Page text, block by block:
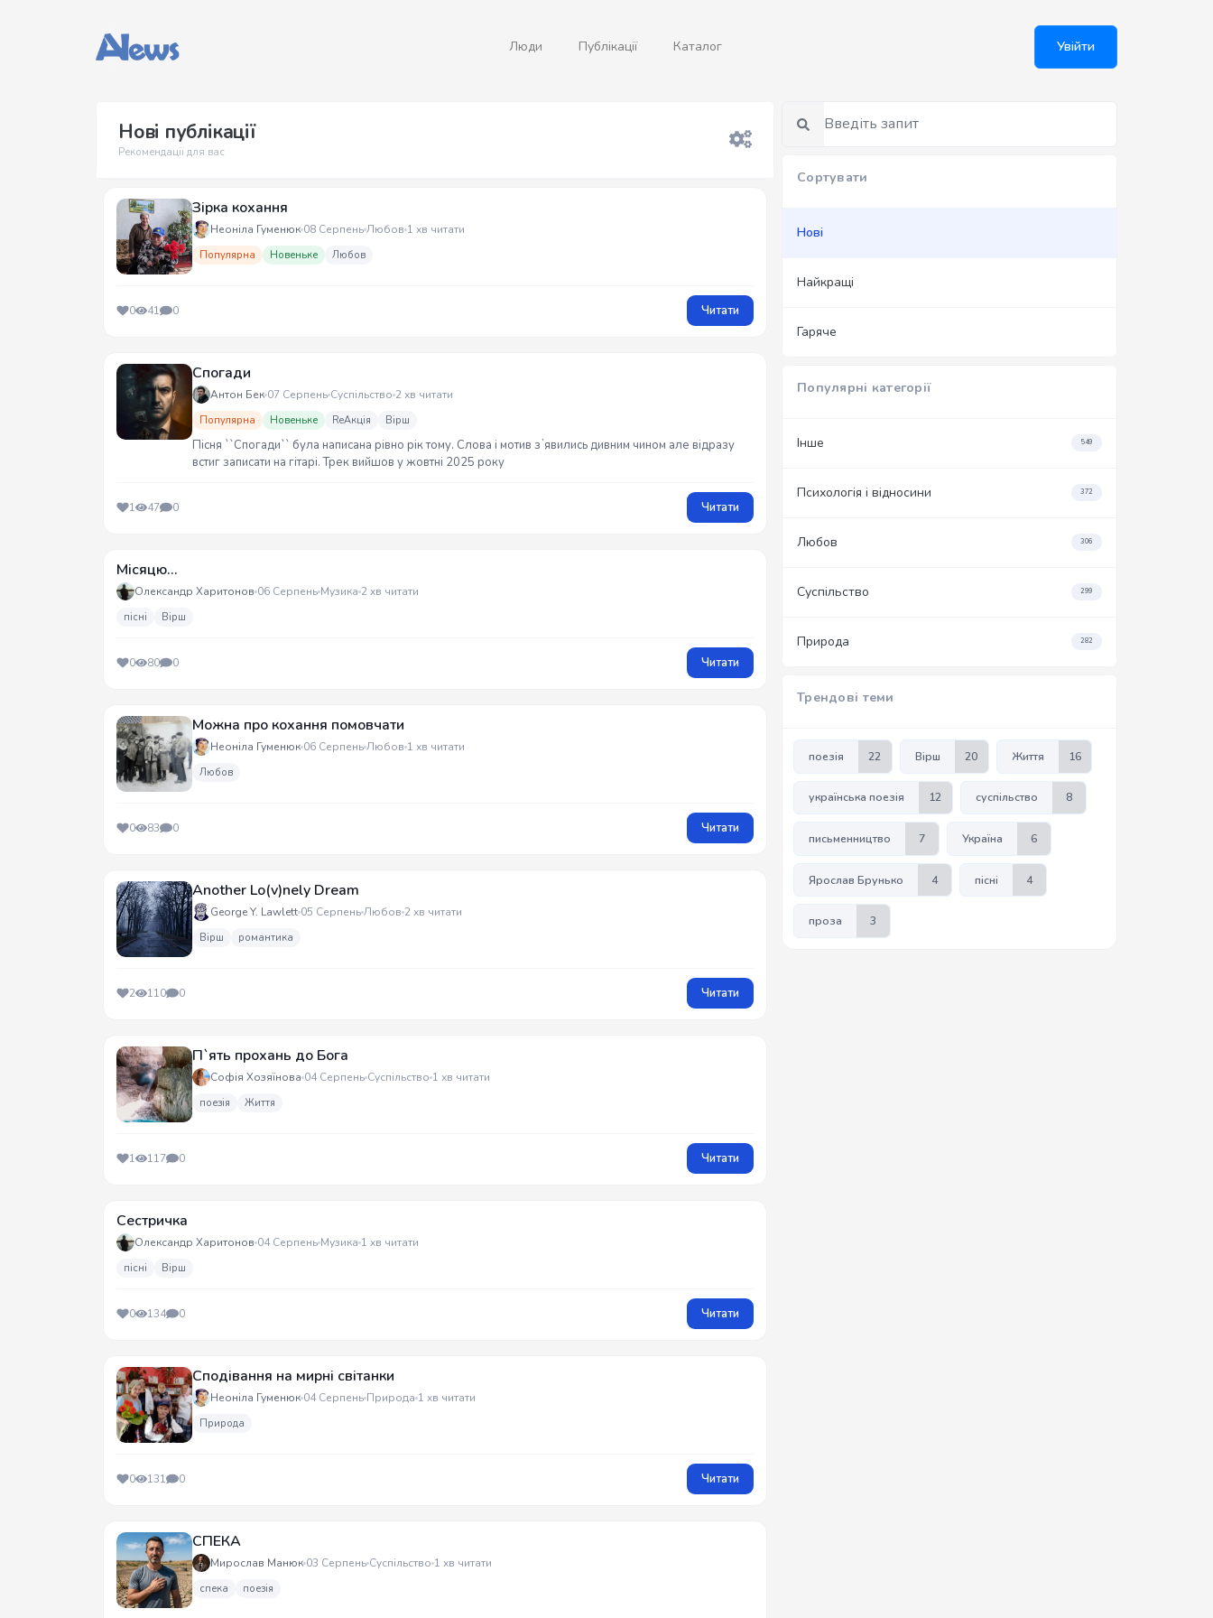
Люди Публікації Каталог Увійти
Нові публікації
Рекомендації для вас
Зірка кохання
Неоніла Гуменюк 08 СерпеньЛюбов 1 хв читати
Популярна Новеньке Любов
0 41 0 Читати
Спогади
Антон Бек 07 Серпень Суспільство 2 хв читати
Популярна Новеньке ReАкція Вірш
Пісня ``Спогади`` була написана рівно рік тому. Слова і мотив зʼявились дивним чином але відразу
встиг записати на гітарі. Трек вийшов у жовтні 2025 року
1 47 0 Читати
Місяцю...
Олександр Харитонов 06 Серпень Музика 2 хв читати
пісні Вірш
0 80 0 Читати
Можна про кохання помовчати
Неоніла Гуменюк 06 СерпеньЛюбов 1 хв читати
Любов
0 83 0 Читати
Another Lo(v)nely Dream
George Y. Lawlett 05 СерпеньЛюбов 2 хв читати
Вірш романтика
2 110 0 Читати
П`ять прохань до Бога
Софія Хозяїнова 04 Серпень Суспільство 1 хв читати
поезія Життя
1 117 0 Читати
Сестричка
Олександр Харитонов 04 Серпень Музика 1 хв читати
пісні Вірш
0 134 0 Читати
Сподівання на мирні світанки
Неоніла Гуменюк 04 Серпень Природа 1 хв читати
Природа
0 131 0 Читати
СПЕКА
Мирослав Манюк 03 Серпень Суспільство 1 хв читати
спека поезія
Сортувати
Нові
Найкращі
Гаряче
Популярні категорії
Інше 549
Психологія і відносини 372
Любов 306
Суспільство 299
Природа 282
Трендові теми
поезія 22 Вірш 20 Життя 16
українська поезія 12 суспільство 8
письменництво 7 Україна 6
Ярослав Брунько 4 пісні 4
проза 3